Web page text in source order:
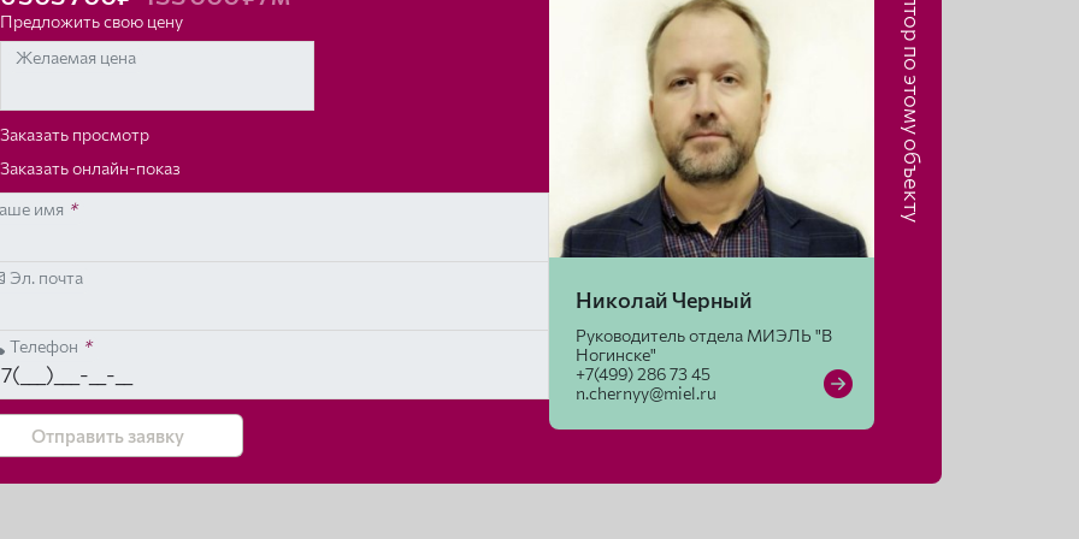
Риэлтор по этому объекту
Николай Черный
Руководитель отдела МИЭЛЬ "В
Ногинске"
+7(499) 286 73 45
n.chernyy@miel.ru
Предложить свою цену
Желаемая цена
Заказать просмотр
Заказать онлайн-показ
имя *
Эл. почта
Телефон *
Отправить заявку